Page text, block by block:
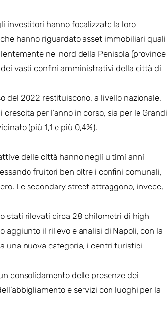
investitori hanno focalizzato la loro
hanno riguardato asset immobiliari quali
nel nord della Penisola (province
dei vasti confini amministrativi della città di
del 2022 restituiscono, a livello nazionale,
per l’anno in corso, sia per le Grandi
(più 1,1 e più 0,4%).
delle città hanno negli ultimi anni
fruitori ben oltre i confini comunali,
Le secondary street attraggono, invece,
stati rilevati circa 28 chilometri di high
aggiunto il rilievo e analisi di Napoli, con la
una nuova categoria, i centri turistici
consolidamento delle presenze dei
e servizi con luoghi per la